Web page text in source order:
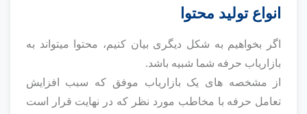
انواع تولید محتوا
اگر بخواهیم به شکل دیگری بیان کنیم، محتوا میتواند به
بازاریاب حرفه شما شبیه باشد.
از مشخصه های یک بازاریاب موفق که سبب افزایش
تعامل حرفه با مخاطب مورد نظر که در نهایت قرار است